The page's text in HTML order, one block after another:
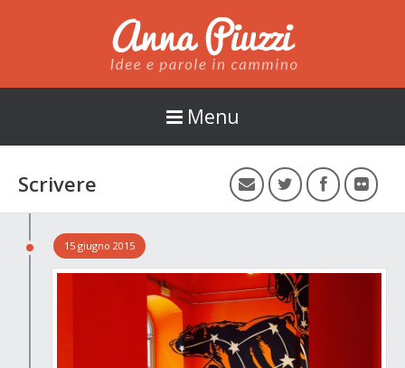
Anna Piuzzi
Menu
Scrivere
15 giugno 2015